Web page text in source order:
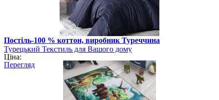
Постіль-100 % коттон, виробник Туреччина
Турецький Текстиль для Вашого дому
Ціна:
Перегляд